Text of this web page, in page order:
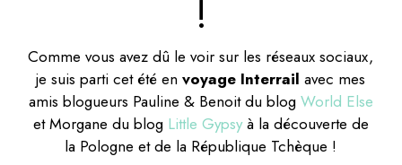
!
Comme vous avez dû le voir sur les réseaux sociaux,
je suis parti cet été envoyage Interrail avec mes
amis blogueurs Pauline & Benoit du blog World Else
et Morgane du blog Little Gypsyà la découverte de
la Pologne et de la République Tchèque !